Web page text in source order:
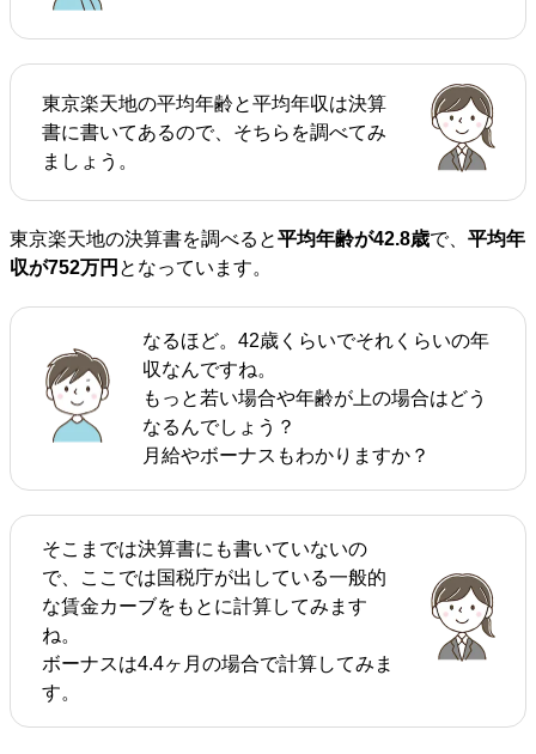
東京楽天地の平均年齢と平均年収は決算
書に書いてあるので、そちらを調べてみ
ましょう。
東京楽天地の決算書を調べると平均年齢が42.8歳で、 平均年
収が752万円 となっています。
なるほど。42歳くらいでそれくらいの年
収なんですね。
もっと若い場合や年齢が上の場合はどう
なるんでしょう？
月給やボーナスもわかりますか？
そこまでは決算書にも書いていないの
で、ここでは国税庁が出している一般的
な賃金カーブをもとに計算してみます
ね。
ボーナスは4.4ヶ月の場合で計算してみま
す。